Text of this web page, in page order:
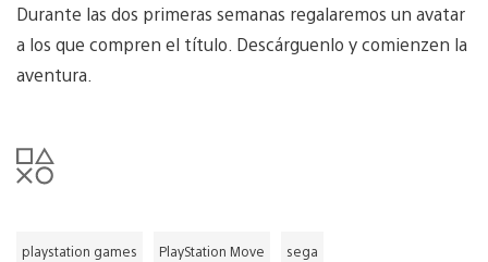
Durante las dos primeras semanas regalaremos un avatar
a los que compren el título. Descárguenlo y comienzen la
aventura.
playstation games PlayStation Move sega